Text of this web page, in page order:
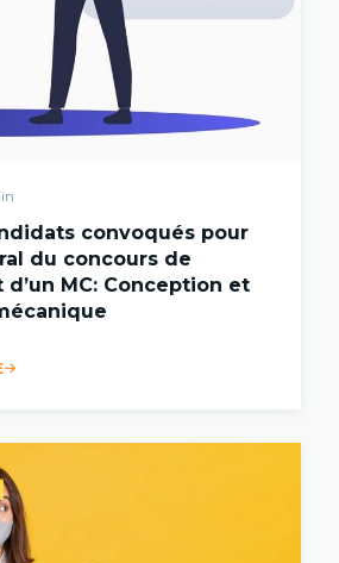
convoqués pour
du concours de
MC: Conception et